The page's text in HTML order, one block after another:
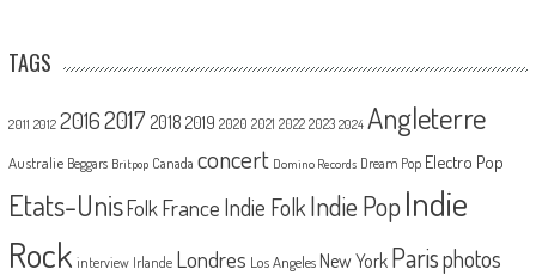
TAGS
2011 2012 20162017 2018 2019 2020 2021 2022 2023 2024 Angleterre
Australie Beggars Britpop Canada concert Domino Records Dream Pop Electro Pop
Etats-UnisFolk France Indie Folk Indie PopIndie
Rock interview Irlande Londres Los Angeles New York Parisphotos